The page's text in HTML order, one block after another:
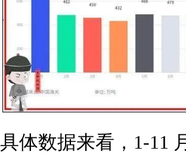
具体数据来看，1-11